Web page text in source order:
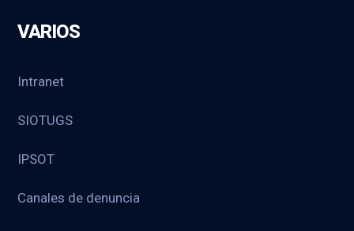
VARIOS
Intranet
SIOTUGS
IPSOT
Canales de denuncia